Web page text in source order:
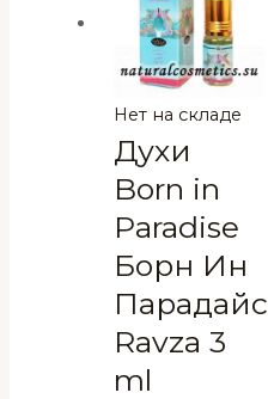
Нет на складе
Духи
Born in
Paradise
Борн Ин
Парадайс
Ravza 3
ml